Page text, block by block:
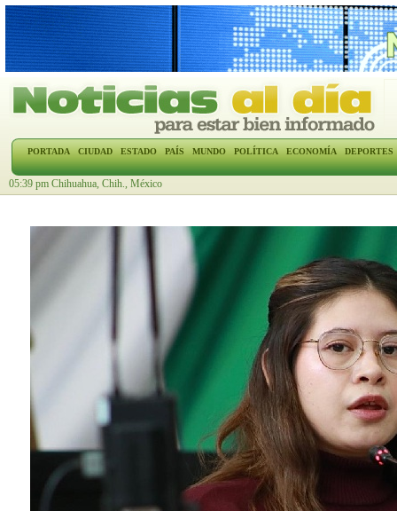
PORTADA CIUDAD ESTADO PAÍS MUNDO POLÍTICA ECONOMÍA DEPORTES
05:39 pm Chihuahua, Chih., México